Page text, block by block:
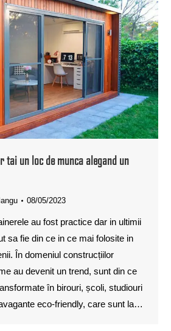
tai un loc de munca alegand un
08/05/2023
au fost practice dar in ultimii
sa fie din ce in ce mai folosite in
În domeniul construcțiilor
au devenit un trend, sunt din ce
în birouri, școli, studiouri
eco-friendly, care sunt la…